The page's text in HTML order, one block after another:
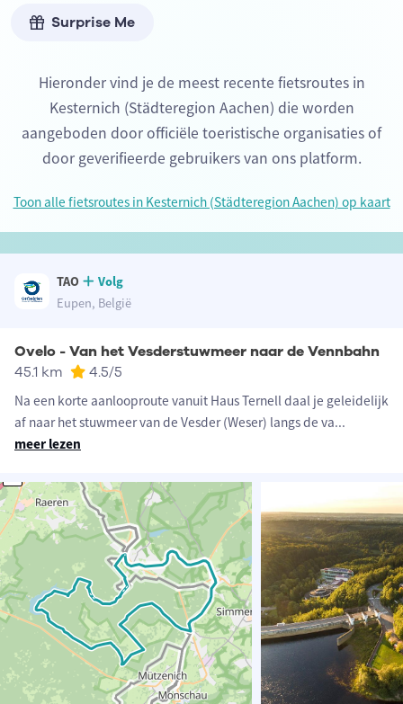
Surprise Me
Hieronder vind je de meest recente fietsroutes in
Kesternich (Städteregion Aachen) die worden
aangeboden door officiële toeristische organisaties of
door geverifieerde gebruikers van ons platform.
Toon alle fietsroutes in Kesternich (Städteregion Aachen) op kaart
TAO
Volg
Eupen, België
Ovelo - Van het Vesderstuwmeer naar de Vennbahn
45.1 km 4.5/5
Na een korte aanlooproute vanuit Haus Ternell daal je geleidelijk
af naar het stuwmeer van de Vesder (Weser) langs de va...
meer lezen